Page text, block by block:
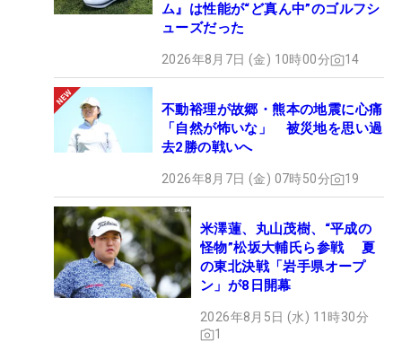
ム』は性能が“ど真ん中”のゴルフシ
ューズだった
2026年8月7日 (金) 10時00分 14
不動裕理が故郷・熊本の地震に心痛
「自然が怖いな」 被災地を思い過
去2勝の戦いへ
2026年8月7日 (金) 07時50分 19
米澤蓮、丸山茂樹、“平成の
怪物”松坂大輔氏ら参戦 夏
の東北決戦「岩手県オープ
ン」が8日開幕
2026年8月5日 (水) 11時30分
1